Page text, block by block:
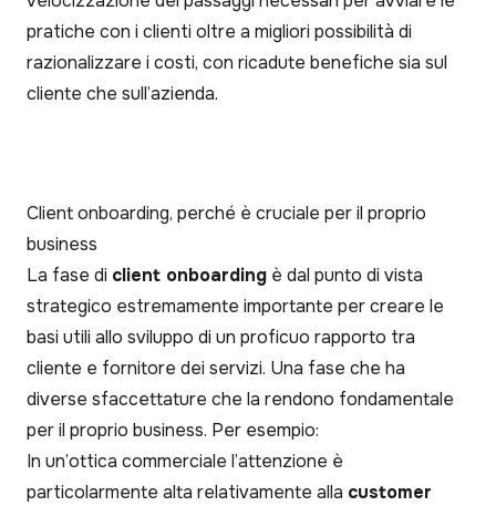
pratiche con i clienti oltre a migliori possibilità di
razionalizzare i costi, con ricadute benefiche sia sul
cliente che sull’azienda.
Client onboarding, perché è cruciale per il proprio
business
La fase di client onboarding è dal punto di vista
strategico estremamente importante per creare le
basi utili allo sviluppo di un proficuo rapporto tra
cliente e fornitore dei servizi. Una fase che ha
diverse sfaccettature che la rendono fondamentale
per il proprio business. Per esempio:
In un’ottica commerciale l’attenzione è
particolarmente alta relativamente alla customer